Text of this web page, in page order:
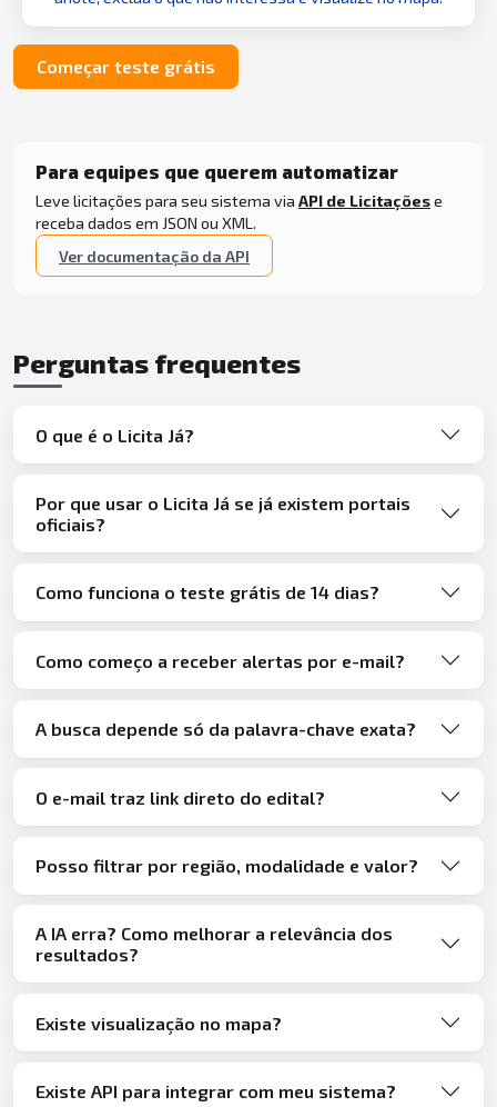
Começar teste grátis
Para equipes que querem automatizar
Leve licitações para seu sistema via API de Licitaçõese
receba dados em JSON ou XML.
Ver documentação da API
Perguntas frequentes
O que é o Licita Já?
Por que usar o Licita Já se já existem portais
oficiais?
Como funciona o teste grátis de 14 dias?
Como começo a receber alertas por e-mail?
A busca depende só da palavra-chave exata?
O e-mail traz link direto do edital?
Posso filtrar por região, modalidade e valor?
A IA erra? Como melhorar a relevância dos
resultados?
Existe visualização no mapa?
Existe API para integrar com meu sistema?